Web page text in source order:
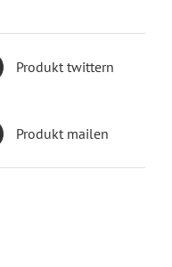
Produkt twittern
Produkt mailen